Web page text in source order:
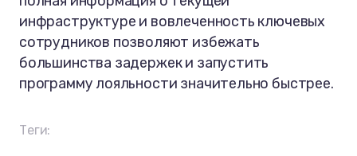
инфраструктуре и вовлеченность ключевых
сотрудников позволяют избежать
большинства задержек и запустить
программу лояльности значительно быстрее.
Теги: